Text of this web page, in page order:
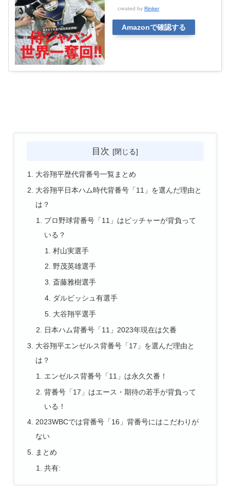
created by Rinker
Amazonで確認する
目次
大谷翔平歴代背番号一覧まとめ
大谷翔平日本ハム時代背番号「11」を選んだ理由と
は？
プロ野球背番号「11」はピッチャーが背負って
いる？
村山実選手
野茂英雄選手
斎藤雅樹選手
ダルビッシュ有選手
大谷翔平選手
日本ハム背番号「11」2023年現在は欠番
大谷翔平エンゼルス背番号「17」を選んだ理由と
は？
エンゼルス背番号「11」は永久欠番！
背番号「17」はエース・期待の若手が背負って
いる！
2023WBCでは背番号「16」背番号にはこだわりが
ない
まとめ
共有: